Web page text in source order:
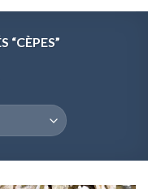
“CÈPES”